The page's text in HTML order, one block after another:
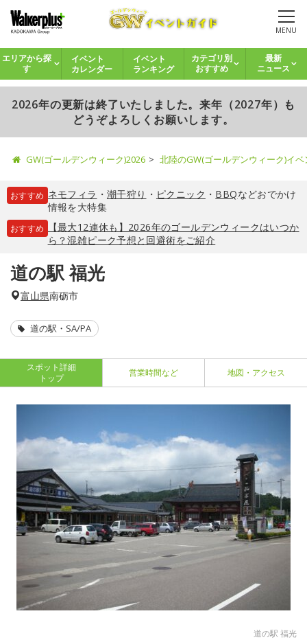
MENU
エリアから探
す
イベント
カレンダー
イベント
ランキング
カテゴリ別
おすすめ
最新
ニュース
2026年の更新は終了いたしました。来年（2027年）も
どうぞよろしくお願いします。
GW(ゴールデンウィーク)2026 北陸のGW(ゴールデンウィーク)イ
おすすめ ネモフィラ ・ 潮干狩り ・ ピクニック ・ BBQなどおでかけ
情報を大特集
おすすめ
【最大12連休も】2026年のゴールデンウィークはいつか
ら？混雑ピーク予想と回避術をご紹介
道の駅 福光
富山県南砺市
道の駅・SA/PA
スポット詳細
トップ
営業時間など 地図・アクセス
道の駅 福光